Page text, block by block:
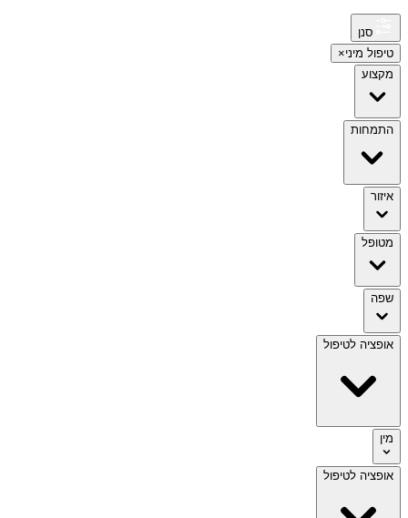
סנן
טיפול מיני×
מקצוע
התמחות
איזור
מטופל
שפה
אופציה לטיפול
מין
אופציה לטיפול